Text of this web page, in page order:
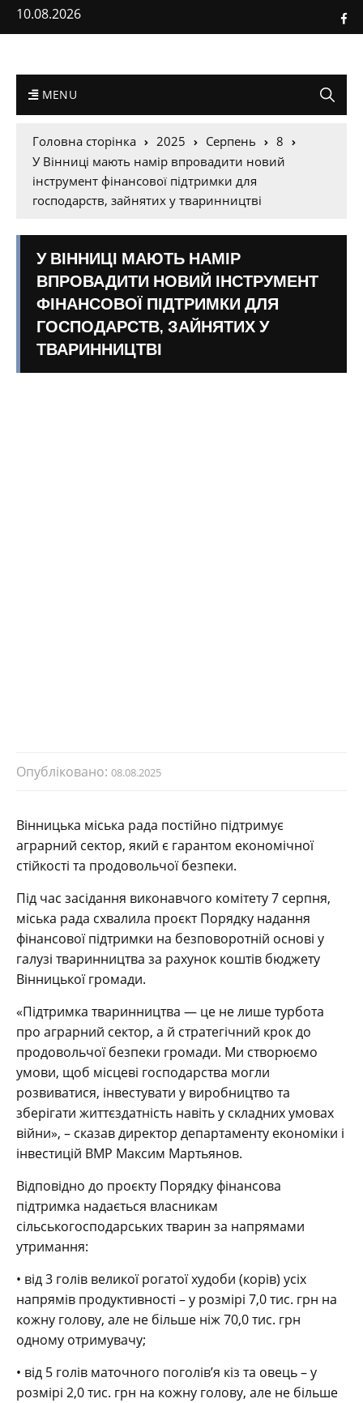
10.08.2026
MENU
Головна сторінка 2025 Серпень
8
У Вінниці мають намір впровадити новий
інструмент фінансової підтримки для
господарств, зайнятих у тваринництві
У ВІННИЦІ МАЮТЬ НАМІР
ВПРОВАДИТИ НОВИЙ ІНСТРУМЕНТ
ФІНАНСОВОЇ ПІДТРИМКИ ДЛЯ
ГОСПОДАРСТВ, ЗАЙНЯТИХ У
ТВАРИННИЦТВІ
Опубліковано: 08.08.2025
Вінницька міська рада постійно підтримує
аграрний сектор, який є гарантом економічної
стійкості та продовольчої безпеки.
Під час засідання виконавчого комітету 7 серпня,
міська рада схвалила проєкт Порядку надання
фінансової підтримки на безповоротній основі у
галузі тваринництва за рахунок коштів бюджету
Вінницької громади.
«Підтримка тваринництва — це не лише турбота
про аграрний сектор, а й стратегічний крок до
продовольчої безпеки громади. Ми створюємо
умови, щоб місцеві господарства могли
розвиватися, інвестувати у виробництво та
зберігати життєздатність навіть у складних умовах
війни», – сказав директор департаменту економіки і
інвестицій ВМР Максим Мартьянов.
Відповідно до проєкту Порядку фінансова
підтримка надається власникам
сільськогосподарських тварин за напрямами
утримання:
• від 3 голів великої рогатої худоби (корів) усіх
напрямів продуктивності – у розмірі 7,0 тис. грн на
кожну голову, але не більше ніж 70,0 тис. грн
одному отримувачу;
• від 5 голів маточного поголів’я кіз та овець – у
розмірі 2,0 тис. грн на кожну голову, але не більше